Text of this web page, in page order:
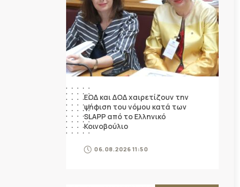
ΕΟΔ και ΔΟΔ χαιρετίζουν την
ψήφιση του νόμου κατά των
SLAPP από το Ελληνικό
Κοινοβούλιο
06.08.2026 11:50